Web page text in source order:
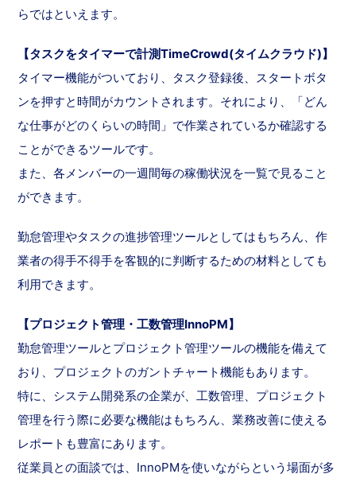
らではといえます。
【タスクをタイマーで計測TimeCrowd(タイムクラウド)】
タイマー機能がついており、タスク登録後、スタートボタ
ンを押すと時間がカウントされます。それにより、「どん
な仕事がどのくらいの時間」で作業されているか確認する
ことができるツールです。
また、各メンバーの一週間毎の稼働状況を一覧で見ること
ができます。
勤怠管理やタスクの進捗管理ツールとしてはもちろん、作
業者の得手不得手を客観的に判断するための材料としても
利用できます。
【プロジェクト管理・工数管理InnoPM】
勤怠管理ツールとプロジェクト管理ツールの機能を備えて
おり、プロジェクトのガントチャート機能もあります。
特に、システム開発系の企業が、工数管理、プロジェクト
管理を行う際に必要な機能はもちろん、業務改善に使える
レポートも豊富にあります。
従業員との面談では、InnoPMを使いながらという場面が多